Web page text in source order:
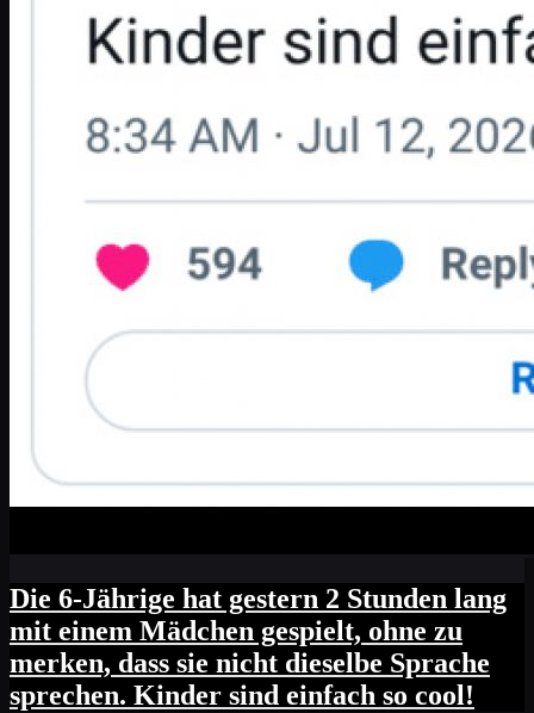
Die 6-Jährige hat gestern 2 Stunden lang
mit einem Mädchen gespielt, ohne zu
merken, dass sie nicht dieselbe Sprache
sprechen. Kinder sind einfach so cool!